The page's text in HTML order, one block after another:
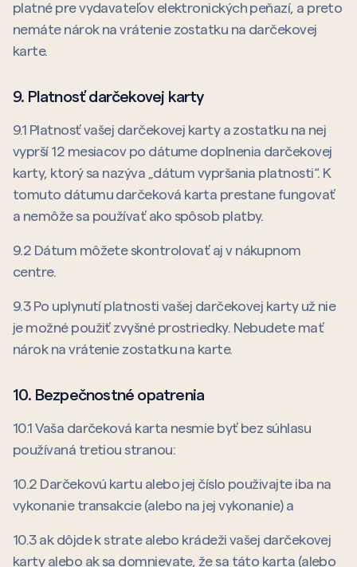
platné pre vydavateľov elektronických peňazí, a preto
nemáte nárok na vrátenie zostatku na darčekovej
karte.
9. Platnosť darčekovej karty
9.1 Platnosť vašej darčekovej karty a zostatku na nej
vyprší 12 mesiacov po dátume doplnenia darčekovej
karty, ktorý sa nazýva „dátum vypršania platnosti“. K
tomuto dátumu darčeková karta prestane fungovať
a nemôže sa používať ako spôsob platby.
9.2 Dátum môžete skontrolovať aj v nákupnom
centre.
9.3 Po uplynutí platnosti vašej darčekovej karty už nie
je možné použiť zvyšné prostriedky. Nebudete mať
nárok na vrátenie zostatku na karte.
10. Bezpečnostné opatrenia
10.1 Vaša darčeková karta nesmie byť bez súhlasu
používaná tretiou stranou:
10.2 Darčekovú kartu alebo jej číslo použivajte iba na
vykonanie transakcie (alebo na jej vykonanie) a
10.3 ak dôjde k strate alebo krádeži vašej darčekovej
karty alebo ak sa domnievate, že sa táto karta (alebo